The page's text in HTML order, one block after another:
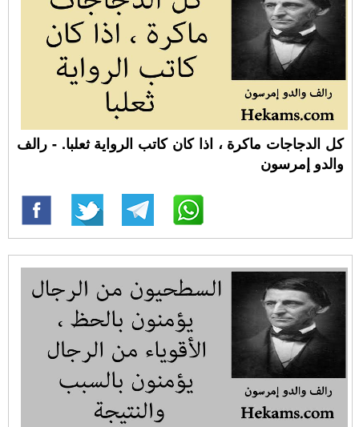
كل الدجاجات ماكرة ، اذا كان كاتب الرواية ثعلبا. - رالف
والدو إمرسون